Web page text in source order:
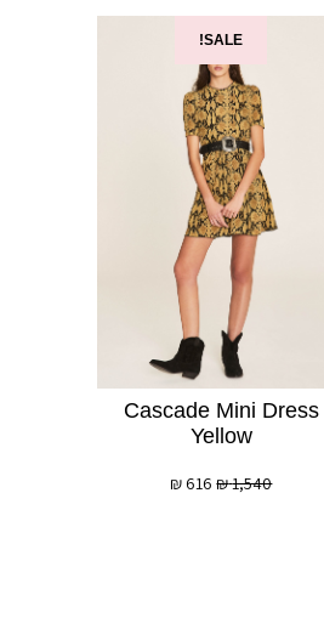
SALE!
Cascade Mini Dress
Yellow
1,540
₪
616
₪